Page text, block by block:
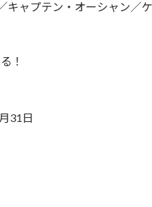
キャプテン・オーシャン／
！
31日